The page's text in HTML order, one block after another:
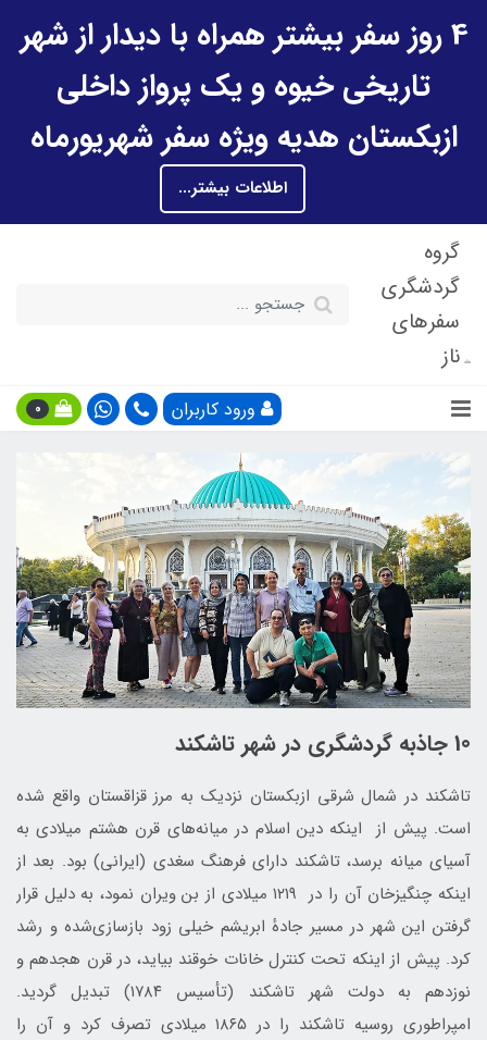
4 روز سفر بیشتر همراه با دیدار از شهر
تاریخی خیوه و یک پرواز داخلی
ازبکستان هدیه ویژه سفر شهریورماه
اطلاعات بیشتر...
گروه
گردشگری
سفرهای
ناز
ورود کاربران 0
10 جاذبه گردشگری در شهر تاشکند
تاشکند در شمال شرقی ازبکستان نزدیک به مرز قزاقستان واقع شده‌
است. پیش از اینکه دین اسلام در میانه‌های قرن هشتم میلادی به
آسیای‌ میانه برسد، تاشکند دارای فرهنگ سغدی (ایرانی) بود. بعد از
اینکه چنگیزخان آن را در ۱۲۱۹ میلادی از بن ویران نمود، به دلیل قرار
گرفتن این شهر در مسیر جادهٔ ابریشم خیلی زود بازسازی‌شده و رشد
کرد. پیش از اینکه تحت کنترل خانات خوقند بیاید، در قرن هجدهم و
نوزدهم به دولت شهر تاشکند (تأسیس ۱۷۸۴) تبدیل گردید.
امپراطوری روسیه تاشکند را در ۱۸۶۵ میلادی تصرف کرد و آن را